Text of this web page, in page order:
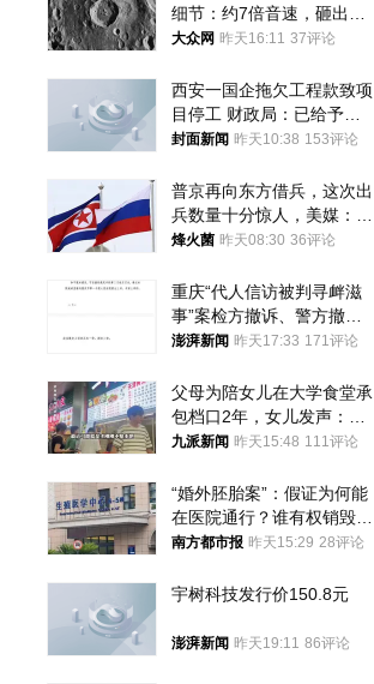
细节：约7倍音速，砸出直
径约30米撞击坑
大众网 昨天16:11 37评论
西安一国企拖欠工程款致项
目停工 财政局：已给予处
分，正督促整改
封面新闻 昨天10:38 153评论
普京再向东方借兵，这次出
兵数量十分惊人，美媒：俄
朝要动真格？
烽火菌 昨天08:30 36评论
重庆“代人信访被判寻衅滋
事”案检方撤诉、警方撤
案，两被告人获国赔
澎湃新闻 昨天17:33 171评论
父母为陪女儿在大学食堂承
包档口2年，女儿发声：初
衷是为了陪伴，毕业后将不
九派新闻 昨天15:48 111评论
“婚外胚胎案”：假证为何能
在医院通行？谁有权销毁胚
胎？
南方都市报 昨天15:29 28评论
宇树科技发行价150.8元
澎湃新闻 昨天19:11 86评论